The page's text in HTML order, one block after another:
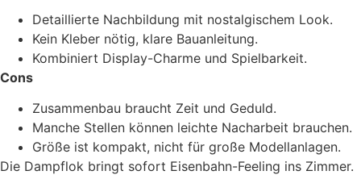
Detaillierte Nachbildung mit nostalgischem Look.
Kein Kleber nötig, klare Bauanleitung.
Kombiniert Display-Charme und Spielbarkeit.
Cons
Zusammenbau braucht Zeit und Geduld.
Manche Stellen können leichte Nacharbeit brauchen.
Größe ist kompakt, nicht für große Modellanlagen.
Die Dampflok bringt sofort Eisenbahn-Feeling ins Zimmer.